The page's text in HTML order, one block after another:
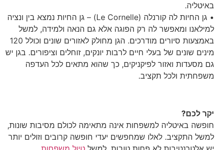
באיטליה.
• גן החיות לה קורנלה (Le Cornelle) – גן החיות נמצא בין ונציה
למילאנו ומאפשר לה רק הפוגה אלא גם הנאה ולמידה, למשל
באמצעות סיורים מודרכים. הגן מחולק לאזורים שונים וכולל 120
מינים שונים של בעלי חיים לרבות יונקים, זוחלים וציפורים. בגן יש
גם מסעדות ואזור לפיקניקים, כך שהוא מתאים לכל העדפה
משפחתית ולכל תקציב.
יקר לכם?
חופשה באיטליה למשפחות אינה מתאימה לכולם מסיבות שונות,
למשל התקציב. לאלו שמחפשים יעדי חופשה קרובים וזולים יותר